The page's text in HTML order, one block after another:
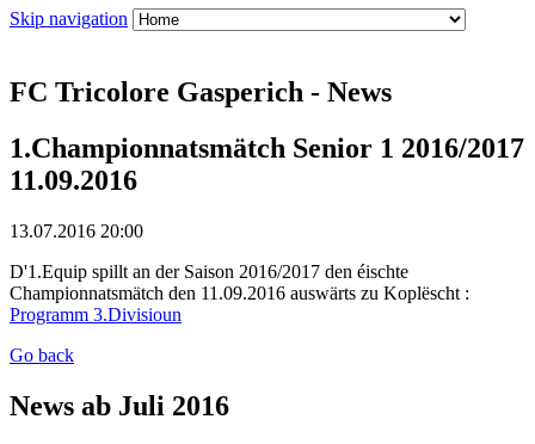
Skip navigation
FC Tricolore Gasperich - News
1.Championnatsmätch Senior 1 2016/2017
11.09.2016
13.07.2016 20:00
D'1.Equip spillt an der Saison 2016/2017 den éischte
Championnatsmätch den 11.09.2016 auswärts zu Koplëscht :
Programm 3.Divisioun
Go back
News ab Juli 2016